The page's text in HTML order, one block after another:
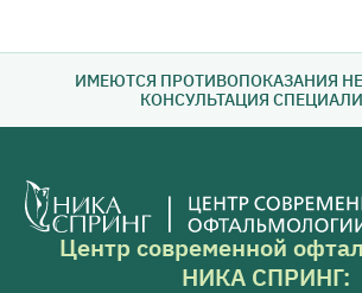
ИМЕЮТСЯ ПРОТИВОПОКАЗАНИЯ
КОНСУЛЬТАЦИЯ
Центр современной
НИКА СПРИНГ: